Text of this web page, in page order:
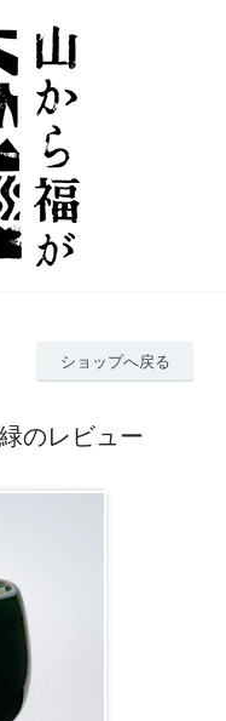
ショップへ戻る
のレビュー